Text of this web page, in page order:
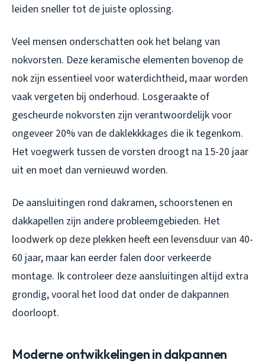
leiden sneller tot de juiste oplossing.
Veel mensen onderschatten ook het belang van
nokvorsten. Deze keramische elementen bovenop de
nok zijn essentieel voor waterdichtheid, maar worden
vaak vergeten bij onderhoud. Losgeraakte of
gescheurde nokvorsten zijn verantwoordelijk voor
ongeveer 20% van de daklekkkages die ik tegenkom.
Het voegwerk tussen de vorsten droogt na 15-20 jaar
uit en moet dan vernieuwd worden.
De aansluitingen rond dakramen, schoorstenen en
dakkapellen zijn andere probleemgebieden. Het
loodwerk op deze plekken heeft een levensduur van 40-
60 jaar, maar kan eerder falen door verkeerde
montage. Ik controleer deze aansluitingen altijd extra
grondig, vooral het lood dat onder de dakpannen
doorloopt.
Moderne ontwikkelingen in dakpannen